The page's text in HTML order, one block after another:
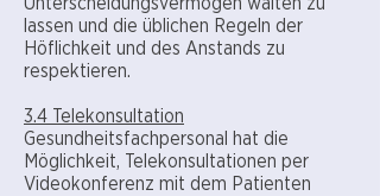
lassen und die üblichen Regeln der
Höflichkeit und des Anstands zu
respektieren.
3.4 Telekonsultation
Gesundheitsfachpersonal hat die
Möglichkeit, Telekonsultationen per
Videokonferenz mit dem Patienten